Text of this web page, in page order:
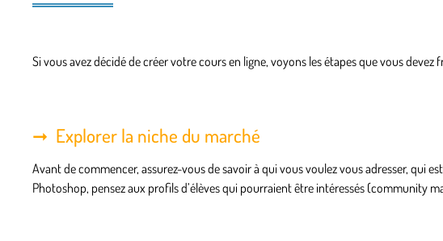
Si vous avez décidé de créer votre cours en ligne, voyons les étapes que vous devez
Explorer la niche du marché
Avant de commencer, assurez-vous de savoir à qui vous voulez vous adresser, qui
Photoshop, pensez aux profils d’élèves qui pourraient être intéressés (community